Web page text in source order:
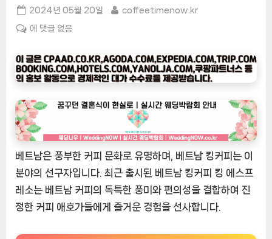
Posted
on
2024년 05월 20일 By
coffeetimenow.kr
[커
타
임
나
우
ㅣ
인
기
상
품]
베
트
에 댓글 없음
베트남은 풍부한 커피 문화로 유명하며, 베트남 킹커피는 이
분야의 선구자입니다. 최근 출시된 베트남 킹커피 킹 에스프
레소는 베트남 커피의 독특한 풍미와 편의성을 결합하여 진
정한 커피 애호가들에게 즐거운 경험을 선사합니다.